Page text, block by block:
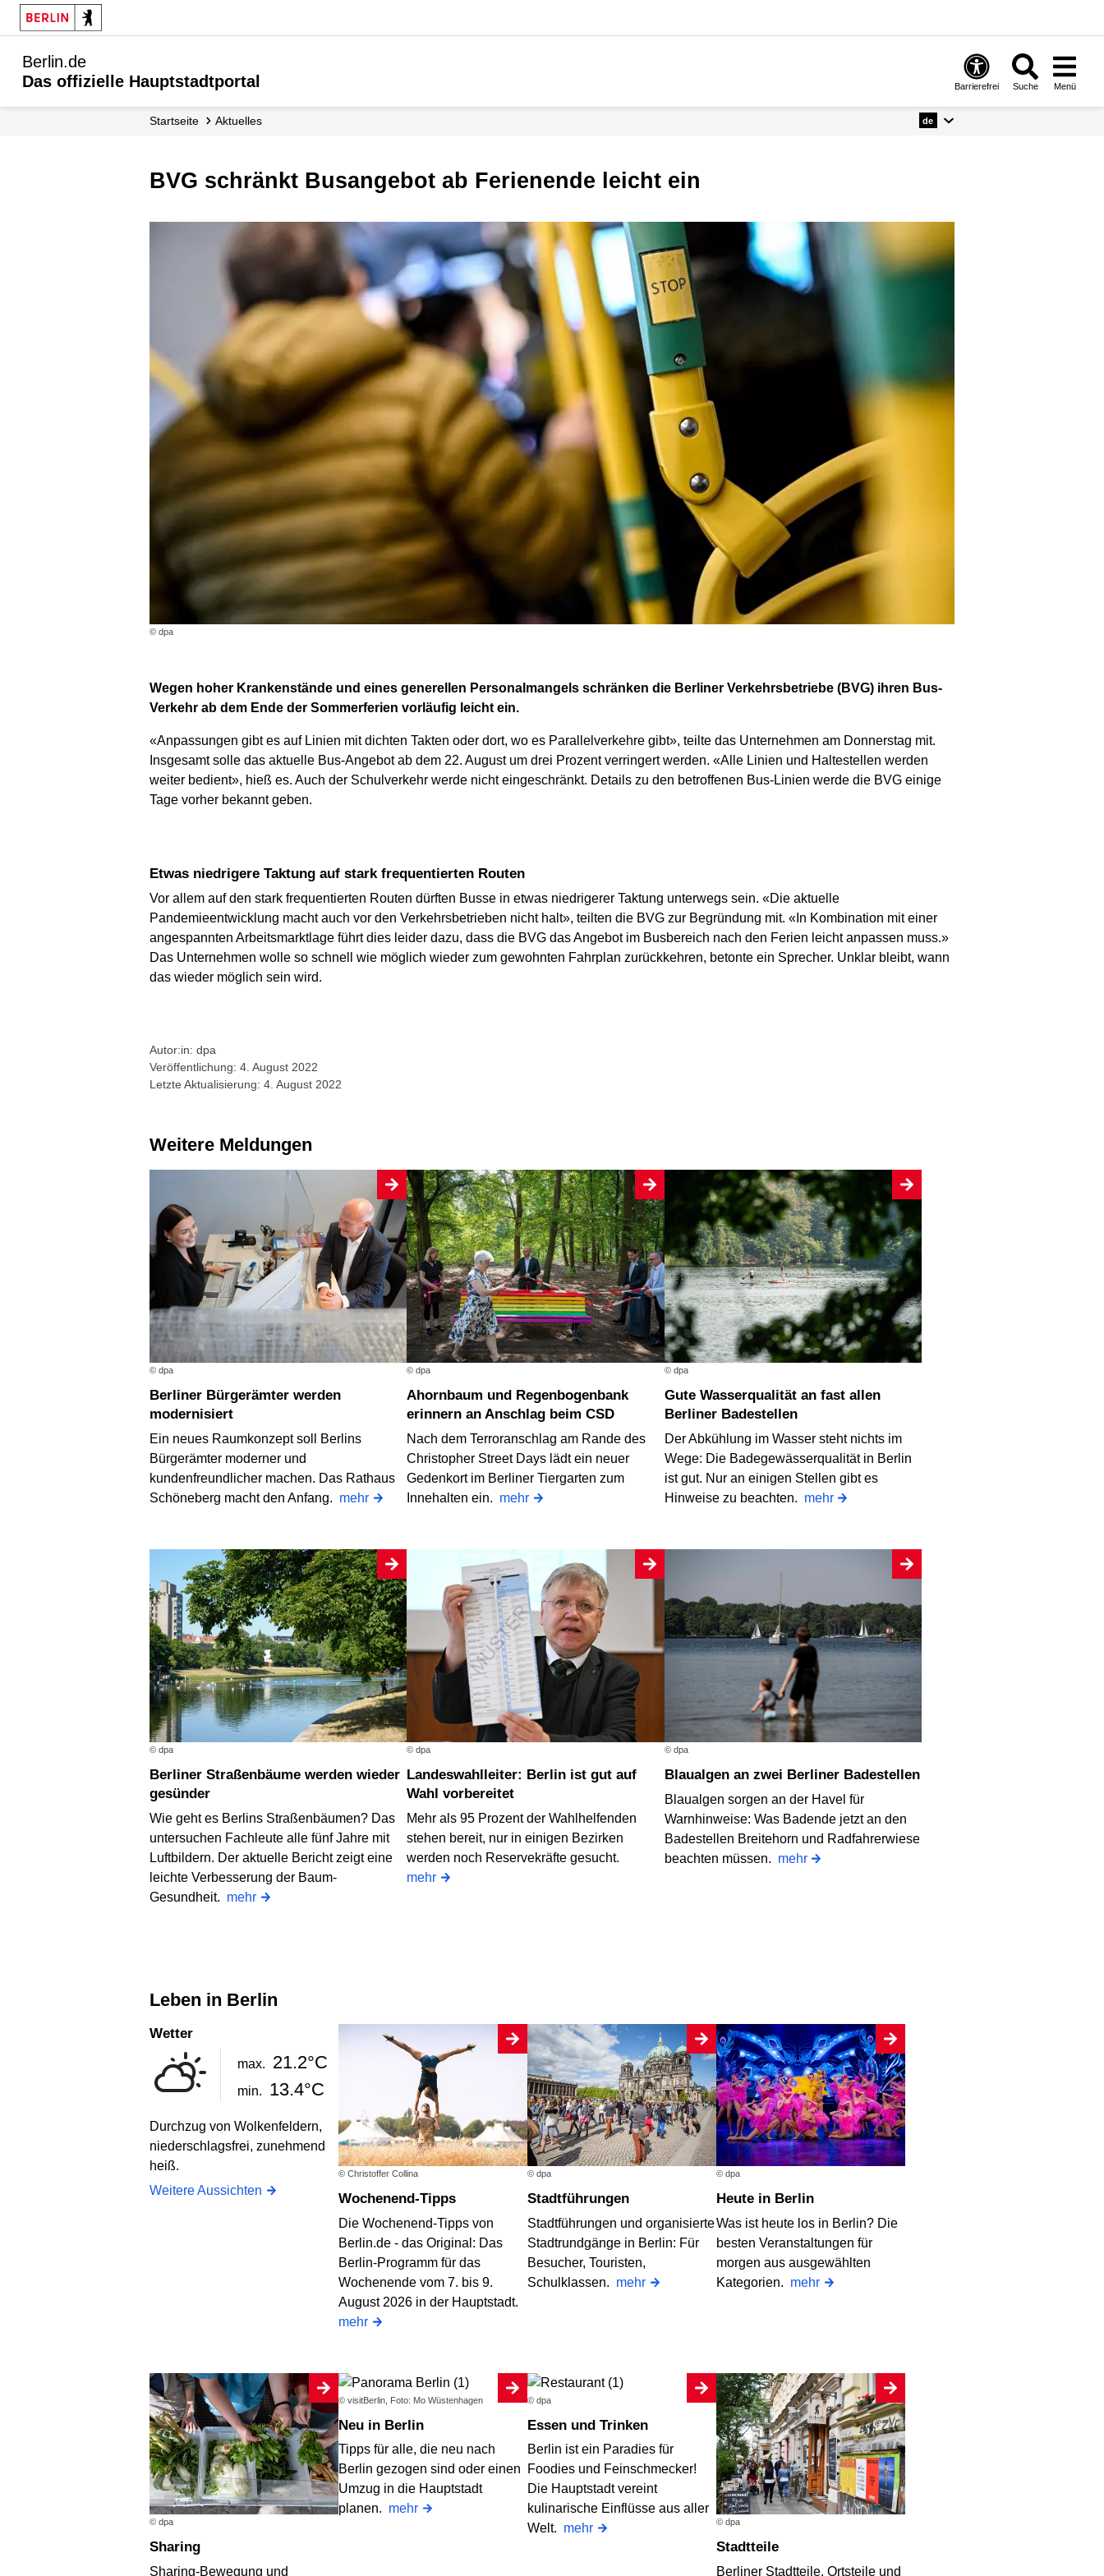
Berlin.de
Das offizielle Hauptstadtportal
Barrierefrei Suche Menü
Startseite Aktuelles de
BVG schränkt Busangebot ab Ferienende leicht ein
© dpa
Wegen hoher Krankenstände und eines generellen Personalmangels schränken die Berliner Verkehrsbetriebe (BVG) ihren Bus-
Verkehr ab dem Ende der Sommerferien vorläufig leicht ein.
«Anpassungen gibt es auf Linien mit dichten Takten oder dort, wo es Parallelverkehre gibt», teilte das Unternehmen am Donnerstag mit.
Insgesamt solle das aktuelle Bus-Angebot ab dem 22. August um drei Prozent verringert werden. «Alle Linien und Haltestellen werden
weiter bedient», hieß es. Auch der Schulverkehr werde nicht eingeschränkt. Details zu den betroffenen Bus-Linien werde die BVG einige
Tage vorher bekannt geben.
Etwas niedrigere Taktung auf stark frequentierten Routen
Vor allem auf den stark frequentierten Routen dürften Busse in etwas niedrigerer Taktung unterwegs sein. «Die aktuelle
Pandemieentwicklung macht auch vor den Verkehrsbetrieben nicht halt», teilten die BVG zur Begründung mit. «In Kombination mit einer
angespannten Arbeitsmarktlage führt dies leider dazu, dass die BVG das Angebot im Busbereich nach den Ferien leicht anpassen muss.»
Das Unternehmen wolle so schnell wie möglich wieder zum gewohnten Fahrplan zurückkehren, betonte ein Sprecher. Unklar bleibt, wann
das wieder möglich sein wird.
Autor:in: dpa
Veröffentlichung: 4. August 2022
Letzte Aktualisierung: 4. August 2022
Weitere Meldungen
© dpa
Berliner Bürgerämter werden
modernisiert
Ein neues Raumkonzept soll Berlins
Bürgerämter moderner und
kundenfreundlicher machen. Das Rathaus
Schöneberg macht den Anfang. mehr
© dpa
Ahornbaum und Regenbogenbank
erinnern an Anschlag beim CSD
Nach dem Terroranschlag am Rande des
Christopher Street Days lädt ein neuer
Gedenkort im Berliner Tiergarten zum
Innehalten ein. mehr
© dpa
Gute Wasserqualität an fast allen
Berliner Badestellen
Der Abkühlung im Wasser steht nichts im
Wege: Die Badegewässerqualität in Berlin
ist gut. Nur an einigen Stellen gibt es
Hinweise zu beachten. mehr
© dpa
Berliner Straßenbäume werden wieder
gesünder
Wie geht es Berlins Straßenbäumen? Das
untersuchen Fachleute alle fünf Jahre mit
Luftbildern. Der aktuelle Bericht zeigt eine
leichte Verbesserung der Baum-
Gesundheit. mehr
© dpa
Landeswahlleiter: Berlin ist gut auf
Wahl vorbereitet
Mehr als 95 Prozent der Wahlhelfenden
stehen bereit, nur in einigen Bezirken
werden noch Reservekräfte gesucht.
mehr
© dpa
Blaualgen an zwei Berliner Badestellen
Blaualgen sorgen an der Havel für
Warnhinweise: Was Badende jetzt an den
Badestellen Breitehorn und Radfahrerwiese
beachten müssen. mehr
Leben in Berlin
Wetter
max. 21.2°C
min. 13.4°C
Durchzug von Wolkenfeldern,
niederschlagsfrei, zunehmend
heiß.
Weitere Aussichten
© Christoffer Collina
Wochenend-Tipps
Die Wochenend-Tipps von
Berlin.de - das Original: Das
Berlin-Programm für das
Wochenende vom 7. bis 9.
August 2026 in der Hauptstadt.
mehr
© dpa
Stadtführungen
Stadtführungen und organisierte
Stadtrundgänge in Berlin: Für
Besucher, Touristen,
Schulklassen. mehr
© dpa
Heute in Berlin
Was ist heute los in Berlin? Die
besten Veranstaltungen für
morgen aus ausgewählten
Kategorien. mehr
© dpa
Sharing
Sharing-Bewegung und
© visitBerlin, Foto: Mo Wüstenhagen
Neu in Berlin
Tipps für alle, die neu nach
Berlin gezogen sind oder einen
Umzug in die Hauptstadt
planen. mehr
© dpa
Essen und Trinken
Berlin ist ein Paradies für
Foodies und Feinschmecker!
Die Hauptstadt vereint
kulinarische Einflüsse aus aller
Welt. mehr © dpa
Stadtteile
Berliner Stadtteile, Ortsteile und